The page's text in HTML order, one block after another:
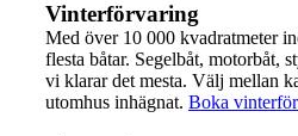
Vinterförvaring
Med över 10 000 kvadratmeter
flesta båtar. Segelbåt, motorbåt,
vi klarar det mesta. Välj mellan
utomhus inhägnat. Boka